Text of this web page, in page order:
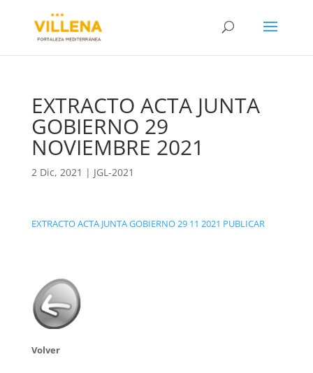
EXTRACTO ACTA JUNTA
GOBIERNO 29
NOVIEMBRE 2021
2 Dic, 2021 | JGL-2021
EXTRACTO ACTA JUNTA GOBIERNO 29 11 2021 PUBLICAR
Volver